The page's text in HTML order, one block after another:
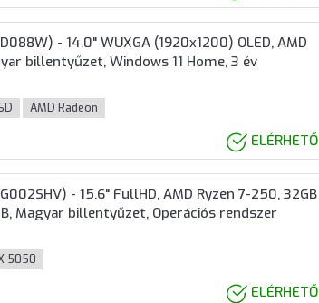
- 14.0" WUXGA (1920x1200) OLED, AMD
billentyűzet, Windows 11 Home, 3 év
AMD Radeon
ELÉRHETŐ
- 15.6" FullHD, AMD Ryzen 7-250, 32GB
Magyar billentyűzet, Operációs rendszer
5050
ELÉRHETŐ